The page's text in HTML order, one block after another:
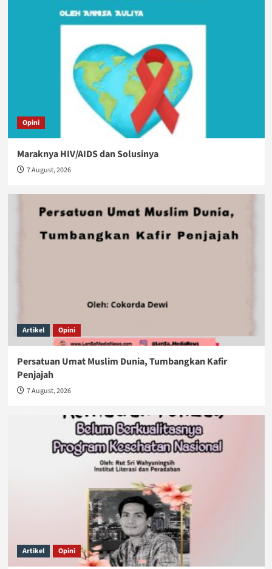
Opini
Maraknya HIV/AIDS dan Solusinya
7 August, 2026
Artikel Opini
Persatuan Umat Muslim Dunia, Tumbangkan Kafir
Penjajah
7 August, 2026
Artikel Opini